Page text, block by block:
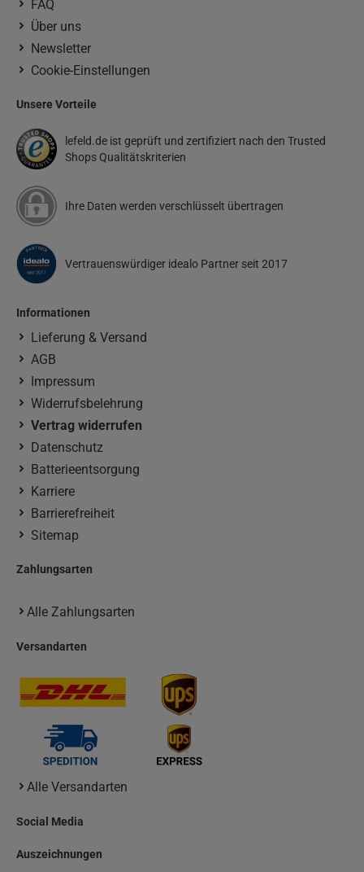
FAQ
Über uns
Newsletter
Cookie-Einstellungen
Unsere Vorteile
lefeld.de ist geprüft und zertifiziert nach den Trusted
Shops Qualitätskriterien
Ihre Daten werden verschlüsselt übertragen
Vertrauenswürdiger idealo Partner seit 2017
Informationen
Lieferung & Versand
AGB
Impressum
Widerrufsbelehrung
Vertrag widerrufen
Datenschutz
Batterieentsorgung
Karriere
Barrierefreiheit
Sitemap
Zahlungsarten
Alle Zahlungsarten
Versandarten
Alle Versandarten
Social Media
Auszeichnungen